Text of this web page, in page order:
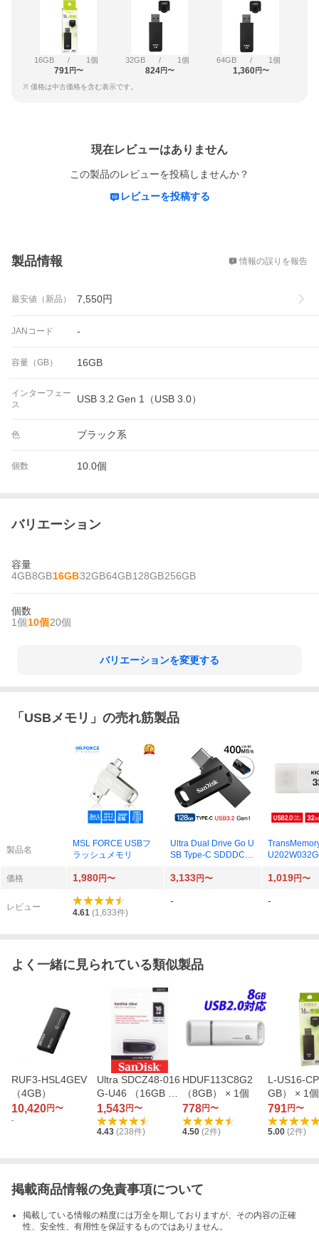
16GB / 1個
791 円〜
32GB / 1個
824円〜
64GB / 1個
1,360円〜
※ 価格は中古価格を含む表示です。
現在レビューはありません
この製品のレビューを投稿しませんか？
レビューを投稿する
製品情報 情報の誤りを報告
最安値（新品） 7,550円
JANコード -
容量（GB） 16GB
インターフェー
ス
USB 3.2 Gen 1（USB 3.0）
色 ブラック系
個数 10.0個
バリエーション
容量
4GB8GB16GB32GB64GB128GB256GB
個数
1個10個20個
バリエーションを変更する
「 USBメモリ 」の売れ筋製品
製品名
MSL FORCE USBフ
ラッシュメモリ
Ultra Dual Drive Go U
SB Type-C SDDDC3-
ブラック 海外パッケ
ケージ品）
価格 1,980円〜 3,133円〜 1,019円〜
レビュー
4.61 (1,633件)
- -
よく一緒に見られている類似製品
RUF3-HSL4GEV
（4GB）
10,420円〜
-
Ultra SDCZ48-016
G-U46 （16GB 海
外パッケージ）
1,543円〜
4.43 (238件)
HDUF113C8G2
（8GB） × 1個
778円〜
4.50 (2件)
L-US16-
GB） × 1個
791円〜
5.00 (2件)
掲載商品情報の免責事項について
掲載している情報の精度には万全を期しておりますが、その内容の正確
性、安全性、有用性を保証するものではありません。